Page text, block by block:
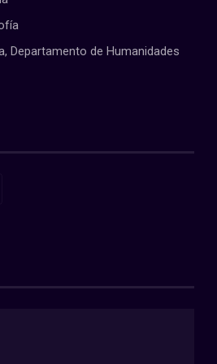
Departamento de Humanidades